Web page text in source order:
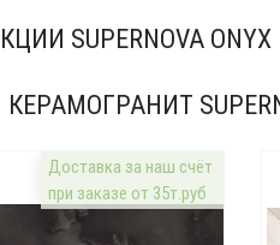
SUPERNOVA ONYX
КЕРАМОГРАНИТ
Доставка за наш счёт
при заказе от 35т.руб